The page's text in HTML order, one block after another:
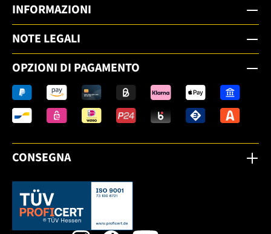
INFORMAZIONI
NOTE LEGALI
OPZIONI DI PAGAMENTO
CONSEGNA
Dieser Link öffnet sich in einem neuen Tab.